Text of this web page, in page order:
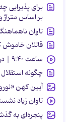
برای پذیرایی
بر اساس متراژ
تاوان
قاتلان
ساعت ۹:۴۰ | در هر زمان ممکن باید انتقامشان را پس بدهند
چگونه
آیین کهن
تاوان زیاد
پنجره‌ای به